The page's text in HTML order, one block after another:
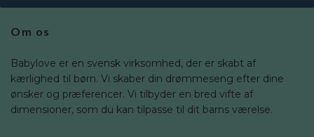
Om os
Babylove er en svensk virksomhed, der er skabt af
kærlighed til børn. Vi skaber din drømmeseng efter dine
ønsker og præferencer. Vi tilbyder en bred vifte af
dimensioner, som du kan tilpasse til dit barns værelse.